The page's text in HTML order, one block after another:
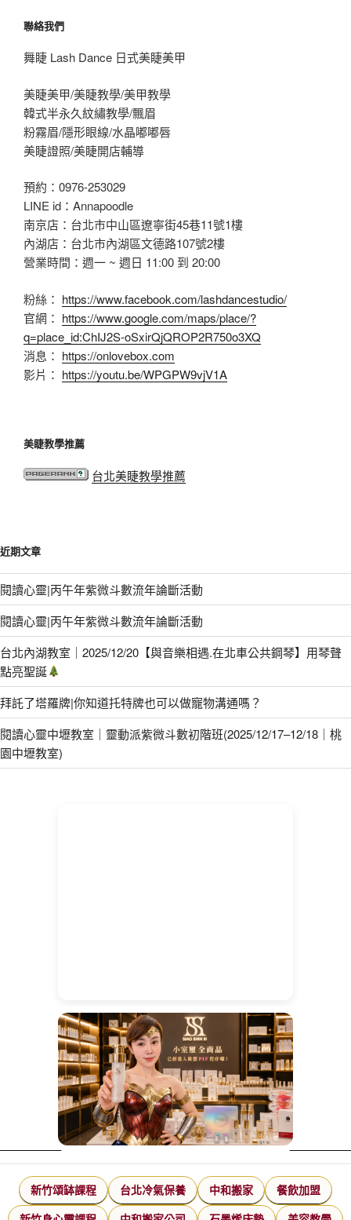
聯絡我們
舞睫 Lash Dance 日式美睫美甲
美睫美甲/美睫教學/美甲教學
韓式半永久紋繡教學/飄眉
粉霧眉/隱形眼線/水晶嘟嘟唇
美睫證照/美睫開店輔導
預約：0976-253029
LINE id：Annapoodle
南京店：台北市中山區遼寧街45巷11號1樓
內湖店：台北市內湖區文德路107號2樓
營業時間：週一 ~ 週日 11:00 到 20:00
粉絲： https://www.facebook.com/lashdancestudio/
官網： https://www.google.com/maps/place/?
q=place_id:ChIJ2S-oSxirQjQROP2R750o3XQ
消息： https://onlovebox.com
影片： https://youtu.be/WPGPW9vjV1A
美睫教學推薦
台北美睫教學推薦
近期文章
閱讀心靈|丙午年紫微斗數流年論斷活動
閱讀心靈|丙午年紫微斗數流年論斷活動
台北內湖教室｜2025/12/20【與音樂相遇.在北車公共鋼琴】用琴聲
點亮聖誕
拜託了塔羅牌|你知道托特牌也可以做寵物溝通嗎？
閱讀心靈中壢教室｜靈動派紫微斗數初階班(2025/12/17–12/18｜桃
園中壢教室)
新竹頌缽課程 台北冷氣保養 中和搬家 餐飲加盟